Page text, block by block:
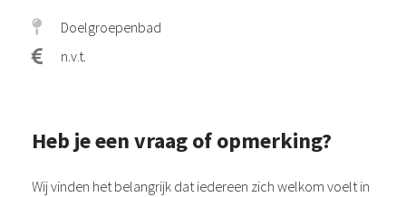
Doelgroepenbad
n.v.t.
Heb je een vraag of opmerking?
Wij vinden het belangrijk dat iedereen zich welkom voelt in